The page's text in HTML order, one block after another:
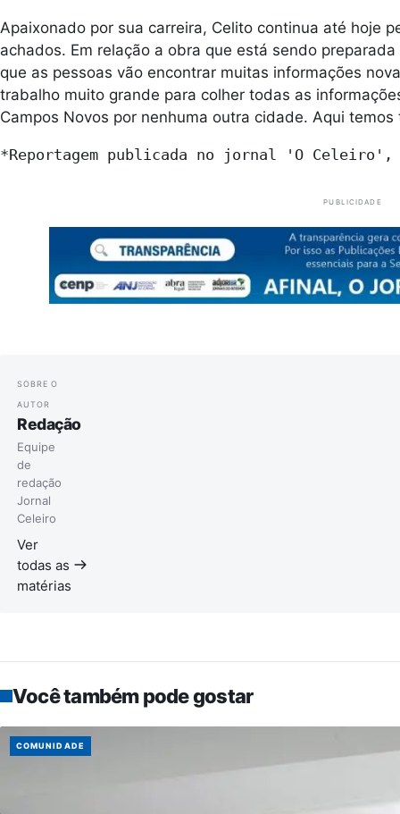
Apaixonado por sua carreira, Celito continua até hoje
achados. Em relação a obra que está sendo
que as pessoas vão encontrar muitas informações
trabalho muito grande para colher todas as
Campos Novos por nenhuma outra cidade. Aqui
*Reportagem publicada no jornal 'O
PUBLICIDADE
SOBRE O
AUTOR
Redação
Equipe
de
redação
Jornal
Celeiro
Ver
todas as
matérias
Você também pode gostar
COMUNIDADE